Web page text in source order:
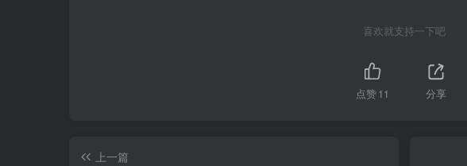
喜欢就支持一下吧
点赞11 分享
上一篇